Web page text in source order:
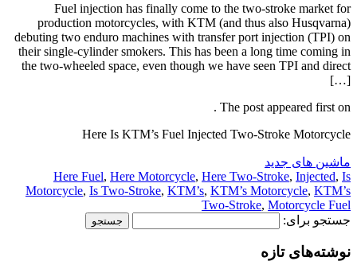
Fuel injection has finally come to the two-stroke market for
production motorcycles, with KTM (and thus also Husqvarna)
debuting two enduro machines with transfer port injection (TPI) on
their single-cylinder smokers. This has been a long time coming in
the two-wheeled space, even though we have seen TPI and direct
[…]
The post appeared first on .
Here Is KTM’s Fuel Injected Two-Stroke Motorcycle
ماشین های جدید
Here Fuel, Here Motorcycle, Here Two-Stroke, Injected, Is
Motorcycle, Is Two-Stroke, KTM’s, KTM’s Motorcycle, KTM’s
Two-Stroke, Motorcycle Fuel
جستجو برای:
نوشته‌های تازه